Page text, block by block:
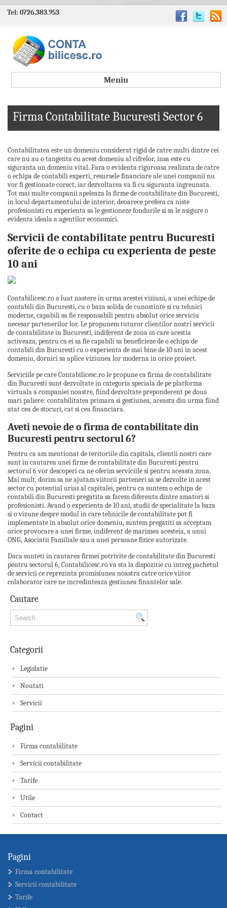
Meniu
Tel: 0726.383.953
Firma Contabilitate Bucuresti Sector 6
Contabilitatea este un domeniu considerat rigid de catre multi dintre cei
care nu au o tangenta cu acest domeniu al cifrelor, insa este cu
siguranta un domeniu vital. Fara o evidenta riguroasa realizata de catre
o echipa de contabili experti, resursele financiare ale unei companii nu
vor fi gestionate corect, iar dezvoltarea va fi cu siguranta ingreunata.
Tot mai multe companii apeleaza la firme de contabilitate din Bucuresti,
in locul departamentului de interior, deoarece prefera ca niste
profesionisti cu experienta sa le gestioneze fondurile si sa le asigure o
evidenta ideala a agentilor economici.
Servicii de contabilitate pentru Bucuresti
oferite de o echipa cu experienta de peste
10 ani
Contabilicesc.ro a luat nastere in urma acestei viziuni, a unei echipe de
contabili din Bucuresti, cu o baza solida de cunostinte si cu tehnici
moderne, capabili sa fie responsabili pentru absolut orice serviciu
necesar partenerilor lor. Le propunem tuturor clientilor nostri servicii
de contabilitate in Bucuresti, indiferent de zona in care acestia
activeaza, pentru ca ei sa fie capabili sa beneficieze de o echipa de
contabili din Bucuresti cu o experienta de mai bine de 10 ani in acest
domeniu, dornici sa aplice viziunea lor moderna in orice proiect.
Serviciile pe care Contabilicesc.ro le propune ca firma de contabilitate
din Bucuresti sunt dezvoltate in categoria speciala de pe platforma
virtuala a companiei noastre, fiind dezvoltate preponderent pe doua
mari paliere: contabilitatea primara si gestiunea, aceasta din urma fiind
atat cea de stocuri, cat si cea financiara.
Aveti nevoie de o firma de contabilitate din
Bucuresti pentru sectorul 6?
Pentru ca am mentionat de teritoriile din capitala, clientii nostri care
sunt in cautarea unei firme de contabilitate din Bucuresti pentru
sectorul 6 vor descoperi ca ne oferim serviciile si pentru aceasta zona.
Mai mult, dorim sa ne ajutam viitorii parteneri sa se dezvolte in acest
sector cu potential urias al capitalei, pentru ca suntem o echipa de
contabili din Bucuresti pregatita sa facem diferenta dintre amatori si
profesionisti. Avand o experienta de 10 ani, studii de specialitate la baza
si o vizune despre modul in care tehnicile de contabilitate pot fi
implementate in absolut orice domeniu, suntem pregatiti sa acceptam
orice provocare a unei firme, indiferent de marimea acesteia, a unui
ONG, Asociatii Familiale sau a unei persoane fizice autorizate.
Daca sunteti in cautarea firmei potrivite de contabilitate din Bucuresti
pentru sectorul 6, Contabilicesc.ro va sta la dispozitie cu intreg pachetul
de servicii ce reprezinta promisiunea noastra catre orice viitor
colaborator care ne incredinteaza gestiunea finantelor sale.
Cautare
Categorii
Legislatie
Noutati
Servicii
Pagini
Firma contabilitate
Servicii contabilitate
Tarife
Utile
Contact
Pagini
Firma contabilitate
Servicii contabilitate
Tarife